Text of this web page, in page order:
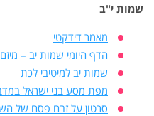
שמות י"ב
מאמר דידקטי
הדף היומי שמות יב – מיזם 929
שמות יב למיטיבי לכת
מפת מסע בני ישראל
סרטון על זבח פסח של